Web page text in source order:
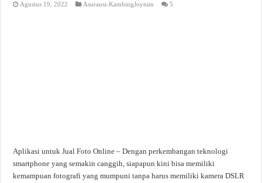
Agustus 19, 2022 Asuransi-KambingJoynim 5
Aplikasi untuk Jual Foto Online – Dengan perkembangan teknologi
smartphone yang semakin canggih, siapapun kini bisa memiliki
kemampuan fotografi yang mumpuni tanpa harus memiliki kamera DSLR